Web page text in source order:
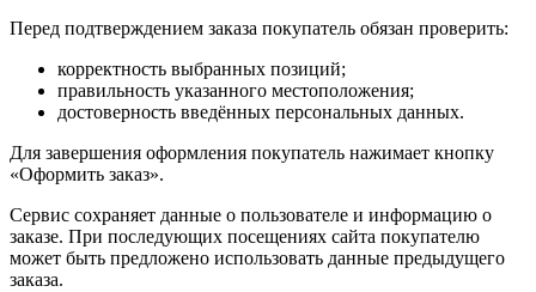
Перед подтверждением заказа покупатель обязан проверить:
корректность выбранных позиций;
правильность указанного местоположения;
достоверность введённых персональных данных.
Для завершения оформления покупатель нажимает кнопку
«Оформить заказ».
Сервис сохраняет данные о пользователе и информацию о
заказе. При последующих посещениях сайта покупателю
может быть предложено использовать данные предыдущего
заказа.